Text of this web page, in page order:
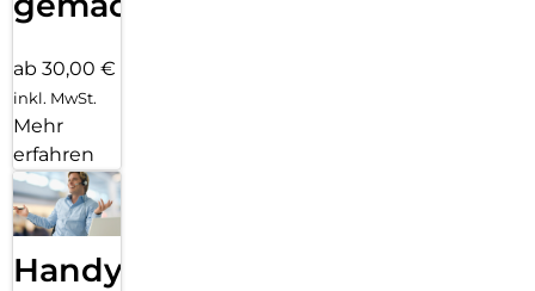
ab 30,00 €
inkl. MwSt.
Mehr
erfahren
Handy